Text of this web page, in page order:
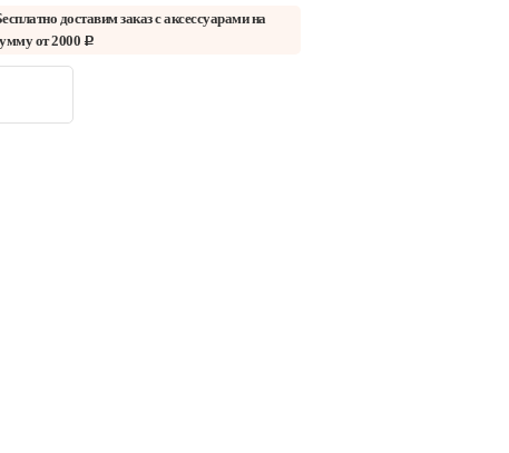
доставим заказ с аксессуарами на
от 2000 c